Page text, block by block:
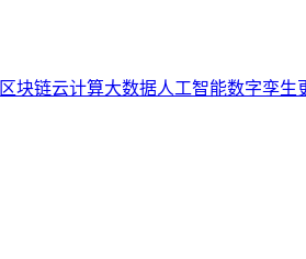
区块链云计算大数据人工智能数字孪生